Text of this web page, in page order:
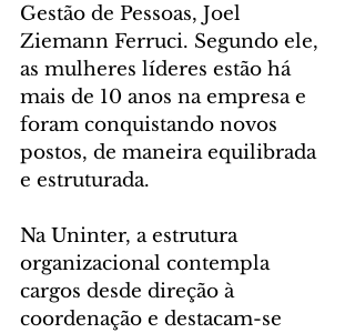
Gestão de Pessoas, Joel
Ziemann Ferruci. Segundo ele,
as mulheres líderes estão há
mais de 10 anos na empresa e
foram conquistando novos
postos, de maneira equilibrada
e estruturada.
Na Uninter, a estrutura
organizacional contempla
cargos desde direção à
coordenação e destacam-se